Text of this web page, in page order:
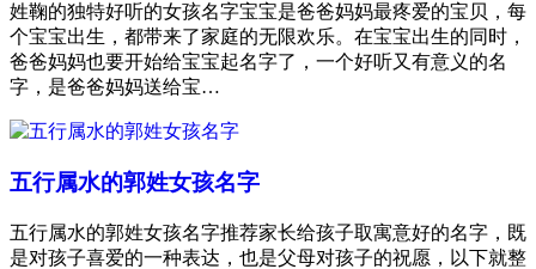
姓鞠的独特好听的女孩名字宝宝是爸爸妈妈最疼爱的宝贝，每
个宝宝出生，都带来了家庭的无限欢乐。在宝宝出生的同时，
爸爸妈妈也要开始给宝宝起名字了，一个好听又有意义的名
字，是爸爸妈妈送给宝…
五行属水的郭姓女孩名字
五行属水的郭姓女孩名字推荐家长给孩子取寓意好的名字，既
是对孩子喜爱的一种表达，也是父母对孩子的祝愿，以下就整